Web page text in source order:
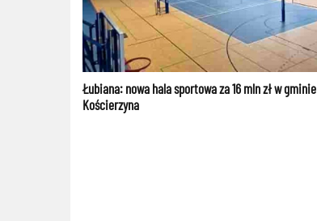
Łubiana: nowa hala sportowa za 16 mln zł w gminie
Kościerzyna